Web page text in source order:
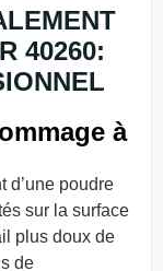
40260:
à
d’une poudre
sur la surface
plus doux de
de